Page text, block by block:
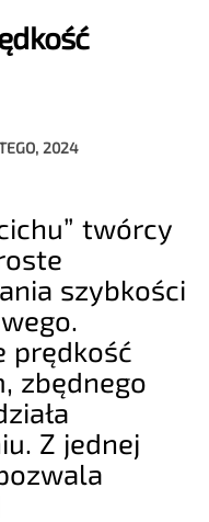
2024
twórcy
szybkości
prędkość
zbędnego
Z jednej